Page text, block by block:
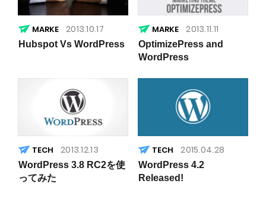
2013.10.17
Hubspot Vs WordPress
2013.11.11
OptimizePress and
WordPress
2013.12.13
WordPress 3.8 RC2を使
ってみた
2015.04.28
WordPress 4.2
Released!